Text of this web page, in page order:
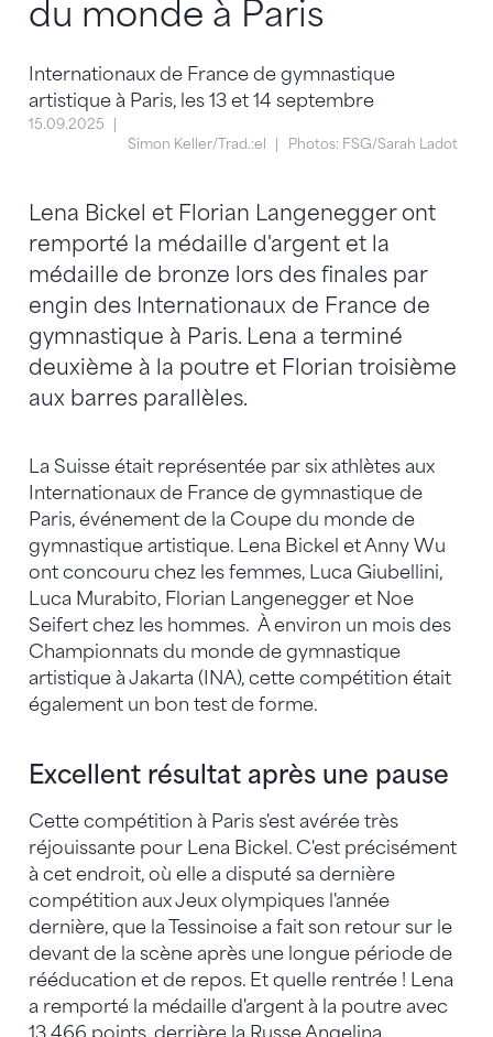
du monde à Paris
Internationaux de France de gymnastique
artistique à Paris, les 13 et 14 septembre
15.09.2025
Simon Keller/Trad.:el
Photos: FSG/Sarah Ladot
Lena Bickel et Florian Langenegger ont
remporté la médaille d'argent et la
médaille de bronze lors des finales par
engin des Internationaux de France de
gymnastique à Paris. Lena a terminé
deuxième à la poutre et Florian troisième
aux barres parallèles.
La Suisse était représentée par six athlètes aux
Internationaux de France de gymnastique de
Paris, événement de la Coupe du monde de
gymnastique artistique. Lena Bickel et Anny Wu
ont concouru chez les femmes, Luca Giubellini,
Luca Murabito, Florian Langenegger et Noe
Seifert chez les hommes. À environ un mois des
Championnats du monde de gymnastique
artistique à Jakarta (INA), cette compétition était
également un bon test de forme.
Excellent résultat après une pause
Cette compétition à Paris s'est avérée très
réjouissante pour Lena Bickel. C'est précisément
à cet endroit, où elle a disputé sa dernière
compétition aux Jeux olympiques l'année
dernière, que la Tessinoise a fait son retour sur le
devant de la scène après une longue période de
rééducation et de repos. Et quelle rentrée ! Lena
a remporté la médaille d'argent à la poutre avec
13,466 points, derrière la Russe Angelina